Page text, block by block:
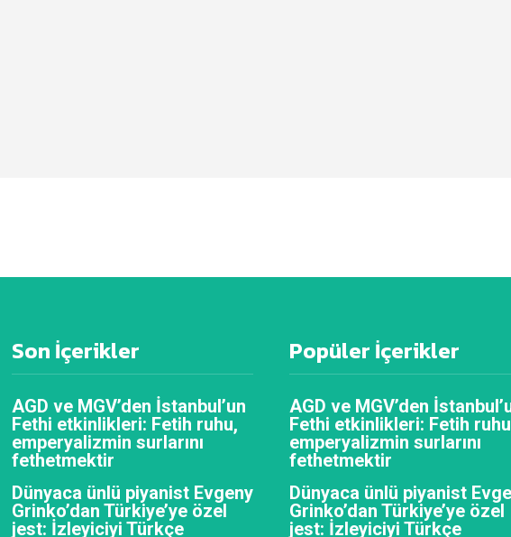
Son İçerikler
AGD ve MGV’den İstanbul’un
Fethi etkinlikleri: Fetih ruhu,
emperyalizmin surlarını
fethetmektir
Dünyaca ünlü piyanist Evgeny
Grinko’dan Türkiye’ye özel
jest: İzleyiciyi Türkçe
Popüler İçerikler
AGD ve MGV’den
Fethi etkinlikleri: Fetih
emperyalizmin surlarını
fethetmektir
Dünyaca ünlü piyanist
Grinko’dan Türkiye’ye özel
jest: İzleyiciyi Türkçe